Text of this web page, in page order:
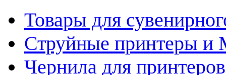
Товары для
Струйные принтеры
Чернила для принтеров